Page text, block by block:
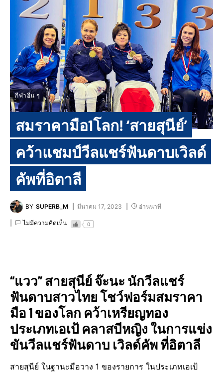
กีฬาอื่น ๆ
สมราคามือ1โลก! ‘สายสุนีย์’
คว้าแชมป์วีลแชร์ฟันดาบเวิลด์
คัพที่อิตาลี
BY SUPERB_M มีนาคม 17, 2023 อ่านนาที
ไม่มีความคิดเห็น 0
“แวว” สายสุนีย์ จ๊ะนะ นักวีลแชร์
ฟันดาบสาวไทย โชว์ฟอร์มสมราคา
มือ 1 ของโลก คว้าเหรียญทอง
ประเภทเอเป้ คลาสบีหญิง ในการแข่ง
ขันวีลแชร์ฟันดาบ เวิลด์คัพ ที่อิตาลี
สายสุนีย์ ในฐานะมือวาง 1 ของรายการ ในประเภทเอเป้